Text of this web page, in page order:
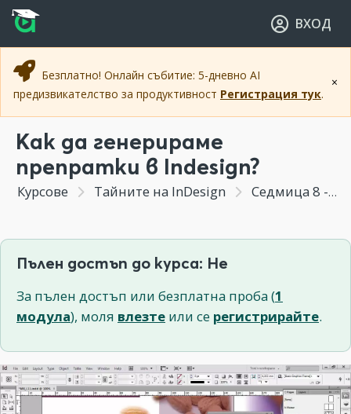
Прескочи към основното съдържание
Прескочи към навигацията
ВХОД
×
Безплатно! Онлайн събитие: 5-дневно AI
предизвикателство за продуктивност Регистрация тук.
Kак да генерираме
препратки в Indesign?
Курсове Тайните на InDesign Седмица 8 - Работа с обекти и текст, таблици, индекси, бележки под линия
Пълен достъп до курса: Не
За пълен достъп или безплатна проба (1
модула), моля влезте или се регистрирайте.